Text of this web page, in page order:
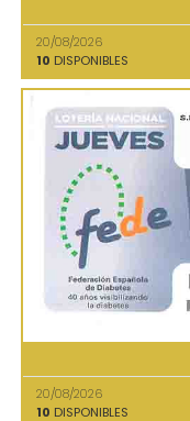
20/08/2026
10 DISPONIBLES
20/08/2026
10 DISPONIBLES